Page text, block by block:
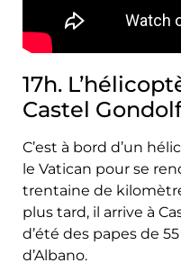
17h.
Castel
C’est à bord d’un
le Vatican pour se
trentaine de
plus tard, il arrive à
d’été des papes de
d’Albano.